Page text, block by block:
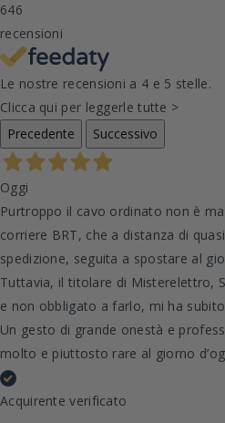
646
recensioni
Le nostre recensioni a 4 e 5 stelle.
Clicca qui per leggerle tutte >
Precedente
Successivo
Oggi
Purtroppo il cavo ordinato non è
corriere BRT, che a distanza di
spedizione, seguita a spostare al
Tuttavia, il titolare di Misterelettro,
e non obbligato a farlo, mi ha
Un gesto di grande onestà e
molto e piuttosto rare al giorno
Acquirente verificato